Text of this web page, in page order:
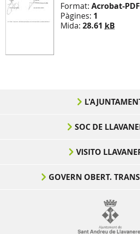
Format: Acrobat-PDF
Pàgines: 1
Mida: 28.61 kB
SOC DE
VISITO
GOVERN OBERT.